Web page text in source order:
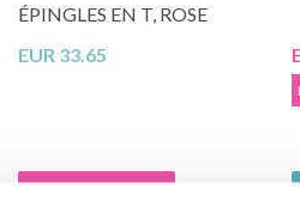
ÉPINGLES EN T, ROSE
EUR 33.65